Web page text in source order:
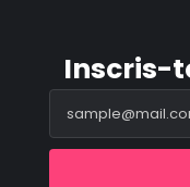
Inscris-